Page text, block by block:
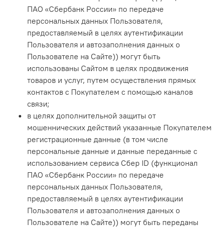
ПАО «Сбербанк России» по передаче
персональных данных Пользователя,
предоставляемый в целях аутентификации
Пользователя и автозаполнения данных о
Пользователе на Сайте)) могут быть
использованы Сайтом в целях продвижения
товаров и услуг, путем осуществления прямых
контактов с Покупателем с помощью каналов
связи;
в целях дополнительной защиты от
мошеннических действий указанные Покупателем
регистрационные данные (в том числе
персональные данные и данные переданные с
использованием сервиса Сбер ID (функционал
ПАО «Сбербанк России» по передаче
персональных данных Пользователя,
предоставляемый в целях аутентификации
Пользователя и автозаполнения данных о
Пользователе на Сайте)) могут быть переданы